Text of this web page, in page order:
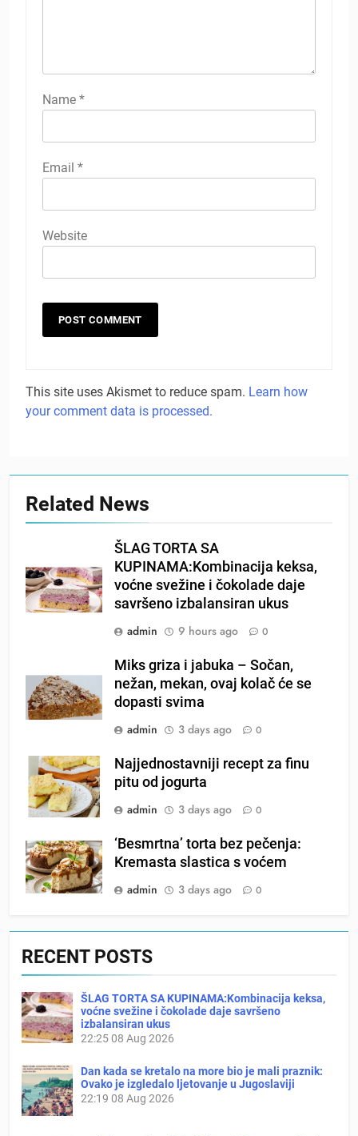
Name *
Email *
Website
This site uses Akismet to reduce spam. Learn how
your comment data is processed.
Related News
ŠLAG TORTA SA
KUPINAMA:Kombinacija keksa,
voćne svežine i čokolade daje
savršeno izbalansiran ukus
admin
9 hours ago 0
Miks griza i jabuka – Sočan,
nežan, mekan, ovaj kolač će se
dopasti svima
admin
3 days ago 0
Najjednostavniji recept za finu
pitu od jogurta
admin
3 days ago 0
‘Besmrtna’ torta bez pečenja:
Kremasta slastica s voćem
admin
3 days ago 0
RECENT POSTS
ŠLAG TORTA SA KUPINAMA:Kombinacija keksa,
voćne svežine i čokolade daje savršeno
izbalansiran ukus
22:2508 Aug 2026
Dan kada se kretalo na more bio je mali praznik:
Ovako je izgledalo ljetovanje u Jugoslaviji
22:19 08 Aug 2026